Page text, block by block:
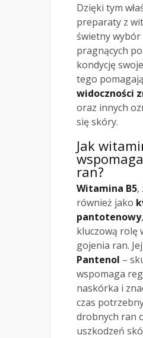
Dzięki tym
preparaty z
świetny wybór
pragnących
kondycję
tego
widoczności
oraz innych
się skóry.
Jak
ran?
Witamina B5,
również jako
pantotenowy
kluczową rolę
gojenia ran.
Pantenol –
wspomaga
naskórka i
czas
drobnych ran
uszkodzeń